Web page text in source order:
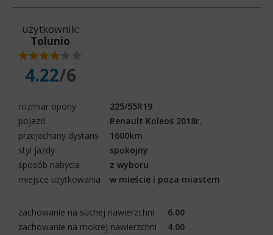
użytkownik:
Tolunio
4.22/6
rozmiar opony
225/55R19
pojazd
Renault Koleos 2018r.
przejechany dystans
1600km
styl jazdy
spokojny
sposób nabycia
z wyboru
miejsce użytkowania
w mieście i poza miastem
zachowanie na suchej nawierzchni
6.00
zachowanie na mokrej nawierzchni
4.00